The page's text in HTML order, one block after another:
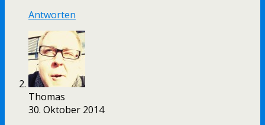
Antworten
Thomas
30. Oktober 2014